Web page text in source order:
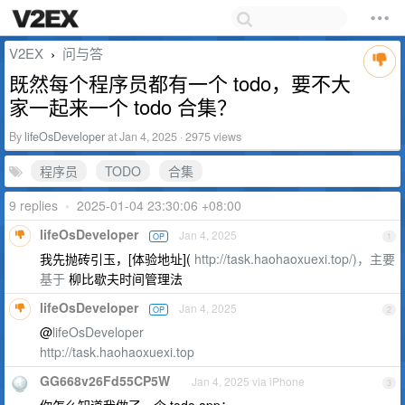
V2EX › 问与答
既然每个程序员都有一个 todo，要不大
家一起来一个 todo 合集？
By lifeOsDeveloperat Jan 4, 2025 · 2975 views
程序员 TODO
合集
9 replies • 2025-01-04 23:30:06 +08:00
1
lifeOsDeveloper OP Jan 4, 2025
我先抛砖引玉，[体验地址]( http://task.haohaoxuexi.top/)，主要
基于 柳比歇夫时间管理法
2
lifeOsDeveloper OP Jan 4, 2025
@lifeOsDeveloper
http://task.haohaoxuexi.top
3
GG668v26Fd55CP5W Jan 4, 2025 via iPhone